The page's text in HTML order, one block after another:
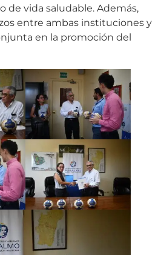
de vida saludable. Además,
entre ambas instituciones y
en la promoción del